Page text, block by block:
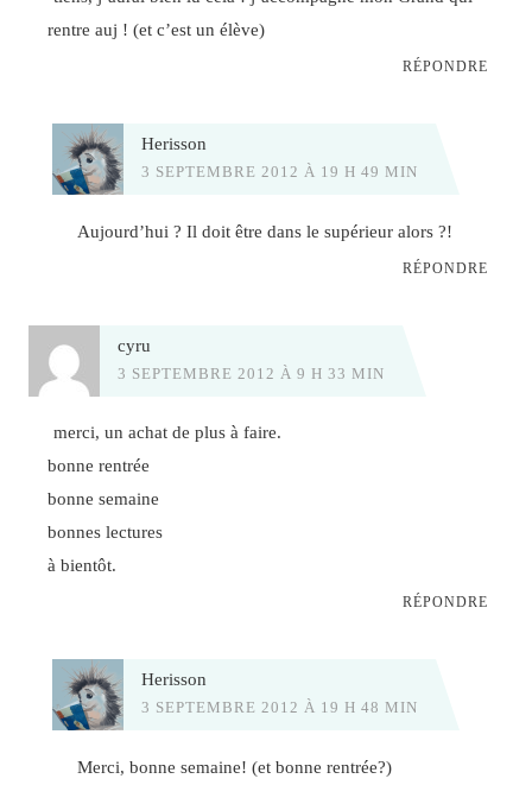
rentre auj ! (et c’est un élève)
RÉPONDRE
Herisson
3 SEPTEMBRE 2012 À 19 H 49 MIN
Aujourd’hui ? Il doit être dans le supérieur alors ?!
RÉPONDRE
cyru
3 SEPTEMBRE 2012 À 9 H 33 MIN
merci, un achat de plus à faire.
bonne rentrée
bonne semaine
bonnes lectures
à bientôt.
RÉPONDRE
Herisson
3 SEPTEMBRE 2012 À 19 H 48 MIN
Merci, bonne semaine! (et bonne rentrée?)